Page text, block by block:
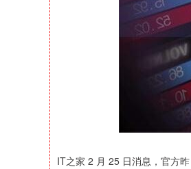
IT之家 2 月 25 日消息，官方
上证指数